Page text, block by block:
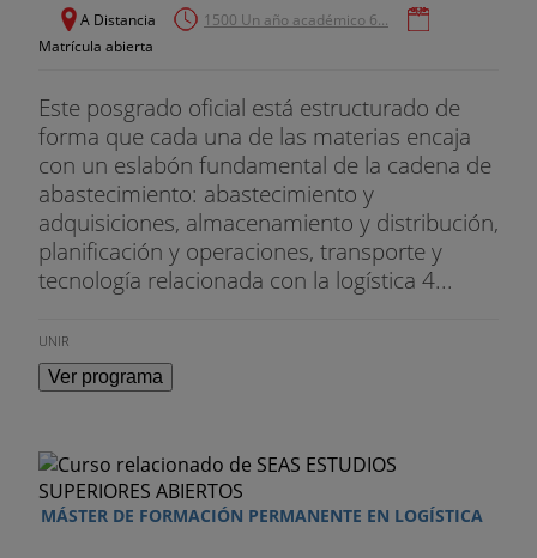
El equipo docente de SEAS está compuesto por
profesionales del sector en activo, con una
asignaturas en formato online, que conocen la
realidad de las necesidades de las empresas
actuales.
Compuesto por coordinadores, tutores y
profesores especializados en los sectores de
estudio, sentirás su acompañamiento durante tu
formación en SEAS.
ANA MARÍA RIVAS
Máster en profesorado. Responsable de Logística
en Expro-outsourcing. Directora de Operaciones
en Grupo Miralbueno y Adjunta a Cadena de
A Distancia
1500 Un año académico 6...
Matrícula abierta
Este posgrado oficial está estructurado de
forma que cada una de las materias encaja
con un eslabón fundamental de la cadena de
abastecimiento: abastecimiento y
adquisiciones, almacenamiento y distribución,
planificación y operaciones, transporte y
tecnología relacionada con la logística 4...
UNIR
Ver programa
MÁSTER DE FORMACIÓN PERMANENTE EN LOGÍSTICA